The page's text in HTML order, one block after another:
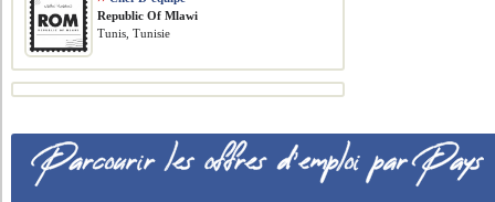
Republic Of Mlawi
Tunis, Tunisie